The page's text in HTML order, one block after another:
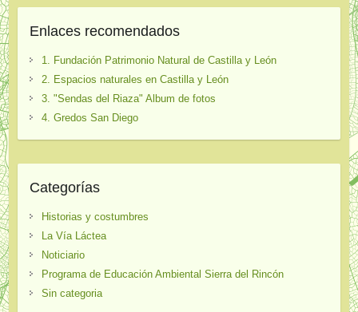
Enlaces recomendados
1. Fundación Patrimonio Natural de Castilla y León
2. Espacios naturales en Castilla y León
3. "Sendas del Riaza" Album de fotos
4. Gredos San Diego
Categorías
Historias y costumbres
La Vía Láctea
Noticiario
Programa de Educación Ambiental Sierra del Rincón
Sin categoria